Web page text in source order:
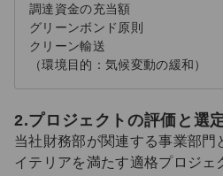
調達資金の充当額
グリーンボンド原則
クリーン輸送
（環境目的：気候変動の緩和）
2.プロジェクトの評価と選
当社財務部が関連する事業部門
イテリアを満たす適格プロジェ